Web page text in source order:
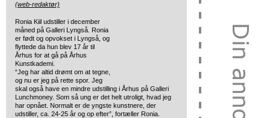
(web-redaktør)
Ronia Kiil udstiller i december
måned på Galleri Lyngså. Ronia
er født og opvokset i Lyngså, og
flyttede da hun blev 17 år til
Århus for at gå på Århus
Kunstkademi.
“Jeg har altid drømt om at tegne,
og nu er jeg på rette spor. Jeg
skal også have en mindre udstilling i Århus på Galleri
Lunchmoney. Som så ung er det helt utroligt, hvad jeg
har opnået. Normalt er de yngste kunstnere, der
udstiller, ca. 24-25 år og op efter”, fortæller Ronia.